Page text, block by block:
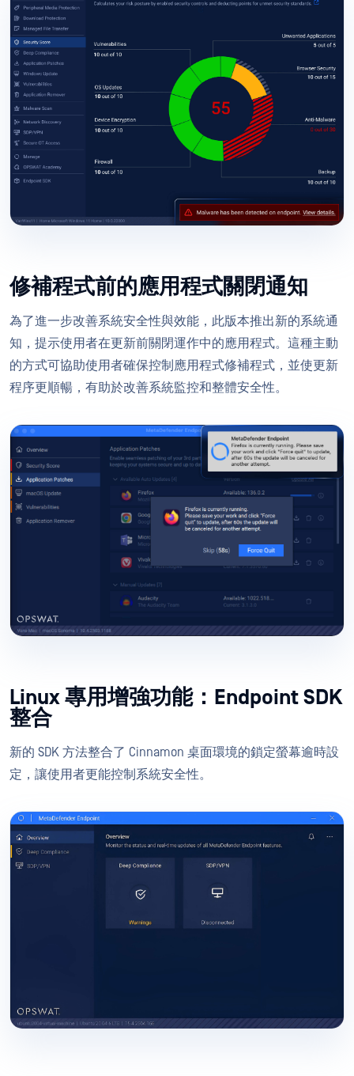
修補程式前的應用程式關閉通知
為了進一步改善系統安全性與效能，此版本推出新的系統通
知，提示使用者在更新前關閉運作中的應用程式。這種主動
的方式可協助使用者確保控制應用程式修補程式，並使更新
程序更順暢，有助於改善系統監控和整體安全性。
Linux 專用增強功能：Endpoint SDK
整合
新的 SDK 方法整合了 Cinnamon 桌面環境的鎖定螢幕逾時設
定，讓使用者更能控制系統安全性。